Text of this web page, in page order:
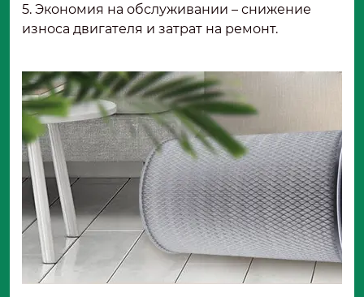
5. Экономия на обслуживании – снижение
износа двигателя и затрат на ремонт.